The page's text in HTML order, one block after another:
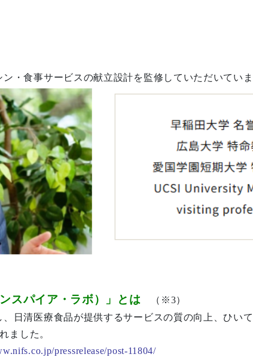
・食事サービスの献立設計を監修していただいていま
スパイア・ラボ）」とは
（※3）
日清医療食品が提供するサービスの質の向上、ひい
ました。
pressrelease/post-11804/